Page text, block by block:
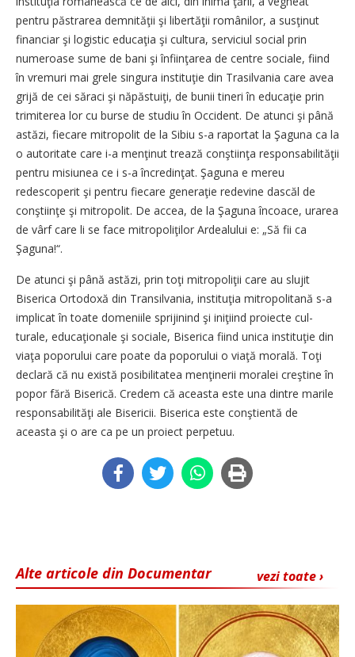
pentru păstrarea demnităţii şi libertăţii românilor, a susţinut
financiar şi logistic edu­caţia şi cultura, serviciul social prin
numeroase sume de bani şi înfiinţarea de centre sociale, fiind
în vremuri mai grele singura instituţie din Trasilvania care avea
grijă de cei săraci şi năpăs­tu­iţi, de bunii tineri în edu­caţie prin
trimiterea lor cu burse de studiu în Occident. De atunci şi până
astăzi, fiecare mitropolit de la Sibiu s-a raportat la Şa­gu­na ca la
o autoritate care i-a men­ţinut trează conştiinţa res­ponsabilităţii
pentru misiunea ce i s-a încredinţat. Şaguna e me­reu
redescoperit şi pentru fie­care generaţie redevine dascăl de
conştiinţe şi mitropolit. De accea, de la Şaguna încoace, ura­rea
de vârf care li se face mi­tro­po­liţilor Ardealului e: „Să fii ca
Şaguna!“.
De atunci şi până astăzi, prin toţi mitropoliţii care au slu­jit
Biserica Ortodoxă din Tran­­sil­va­nia, instituţia mitr­o­po­­litană s-a
implicat în toate do­meniile sprijinind şi ini­ţi­ind proiecte cul­
turale, edu­ca­ţi­onale şi sociale, Biserica fiind unica instituţie din
viaţa po­porului care poate da po­poru­lui o viaţă mo­rală. Toţi
de­clară că nu există posibili­ta­tea menţinerii moralei creş­ti­ne în
popor fără Biserică. Cre­dem că aceasta este una dintre marile
responsabilităţi ale Bi­sericii. Biserica este con­şti­en­tă de
aceasta şi o are ca pe un pro­iect perpetuu.
vezi toate ›
Alte articole din Documentar